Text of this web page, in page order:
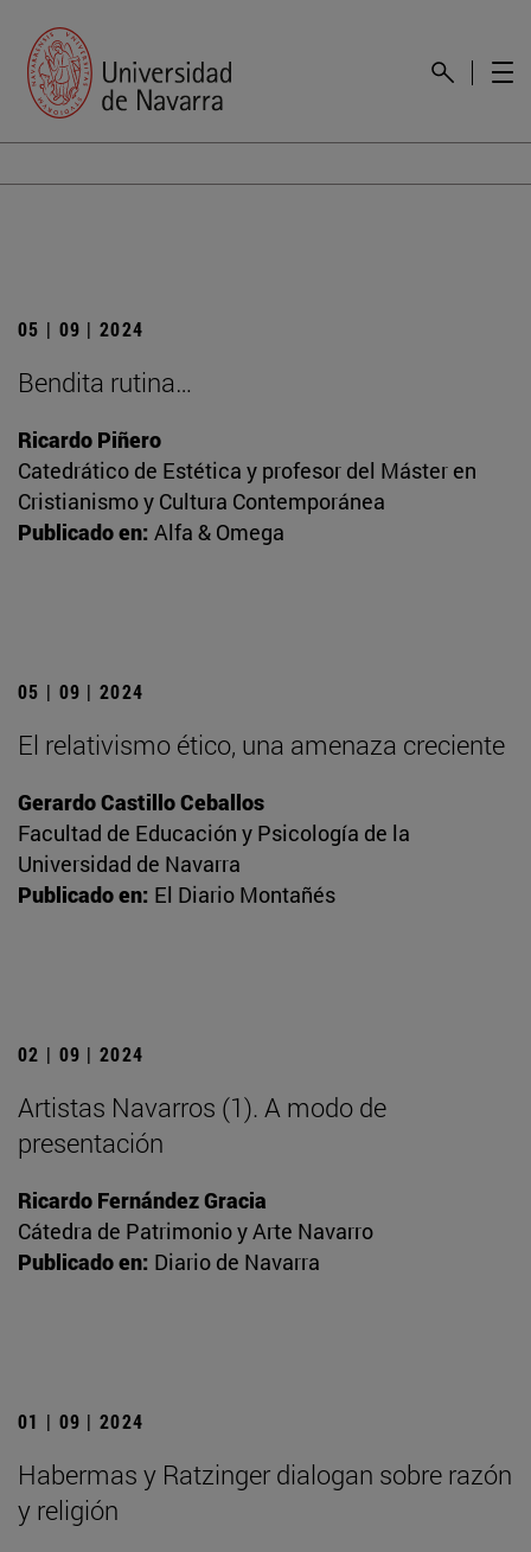
05 | 09 | 2024
Bendita rutina…
Ricardo Piñero
Catedrático de Estética y profesor del Máster en
Cristianismo y Cultura Contemporánea
Publicado en: Alfa & Omega
05 | 09 | 2024
El relativismo ético, una amenaza creciente
Gerardo Castillo Ceballos
Facultad de Educación y Psicología de la
Universidad de Navarra
Publicado en: El Diario Montañés
02 | 09 | 2024
Artistas Navarros (1). A modo de
presentación
Ricardo Fernández Gracia
Cátedra de Patrimonio y Arte Navarro
Publicado en: Diario de Navarra
01 | 09 | 2024
Habermas y Ratzinger dialogan sobre razón
y religión